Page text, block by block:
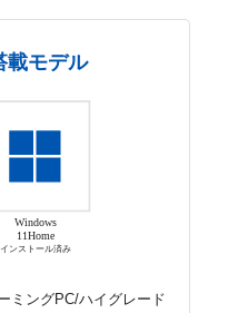
モデル
Windows
11Home
インストール済み
ミングPC/ハイグレード